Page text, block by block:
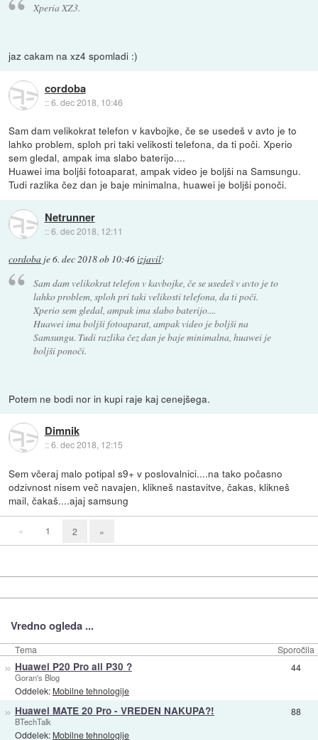
Xperia XZ3.
jaz cakam na xz4 spomladi :)
cordoba
::6. dec 2018, 10:46
Sam dam velikokrat telefon v kavbojke, če se usedeš v avto je to
lahko problem, sploh pri taki velikosti telefona, da ti poči. Xperio
sem gledal, ampak ima slabo baterijo....
Huawei ima boljši fotoaparat, ampak video je boljši na Samsungu.
Tudi razlika čez dan je baje minimalna, huawei je boljši ponoči.
Netrunner
::6. dec 2018, 12:11
cordoba je6. dec 2018 ob 10:46izjavil:
Sam dam velikokrat telefon v kavbojke, če se usedeš v avto je to
lahko problem, sploh pri taki velikosti telefona, da ti poči.
Xperio sem gledal, ampak ima slabo baterijo....
Huawei ima boljši fotoaparat, ampak video je boljši na
Samsungu. Tudi razlika čez dan je baje minimalna, huawei je
boljši ponoči.
Potem ne bodi nor in kupi raje kaj cenejšega.
Dimnik
::6. dec 2018, 12:15
Sem včeraj malo potipal s9+ v poslovalnici....na tako počasno
odzivnost nisem več navajen, klikneš nastavitve, čakas, klikneš
mail, čakaš....ajaj samsung
« 1 2 »
Vredno ogleda ...
Tema Sporočila
» Huawei P20 Pro ali P30 ?
Goran's Blog
Oddelek: Mobilne tehnologije
44
» Huawei MATE 20 Pro - VREDEN NAKUPA?!
BTechTalk
Oddelek: Mobilne tehnologije
88